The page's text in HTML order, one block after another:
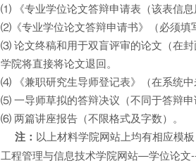
⑴ 《专业学位论文答辩申请表（该表信
⑵《专业学位论文答辩申请书》（必须填
⑶ 论文终稿和用于双盲评审的论文（在
学院将直接将论文退回。
⑷ 《兼职研究生导师登记表》（在系统
⑸ 一导师草拟的答辩决议（不同于答辩申
⑹ 两篇讲座报告（不限格式及字数）。
注： 以上材料学院网站上均有相应模
工程管理与信息技术学院网站—学位论文